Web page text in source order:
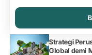
Strategi
Global demi